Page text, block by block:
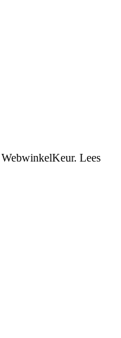
WebwinkelKeur. Lees